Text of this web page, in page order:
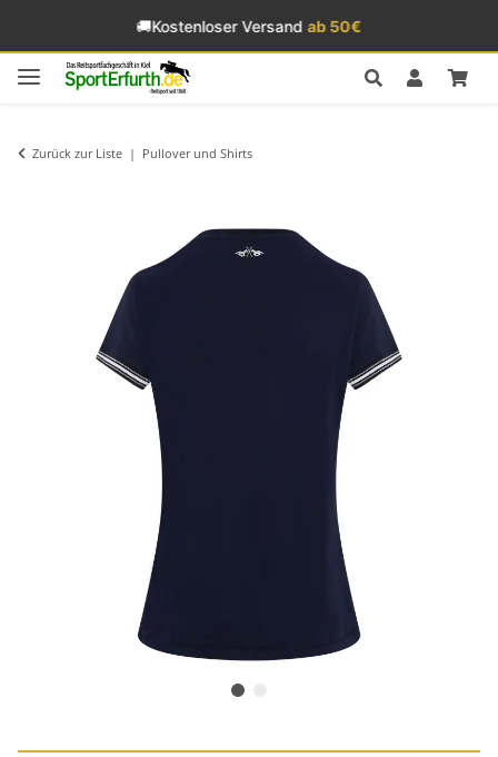
🚚Kostenloser Versandab 50€
Zurück zur Liste Pullover und Shirts